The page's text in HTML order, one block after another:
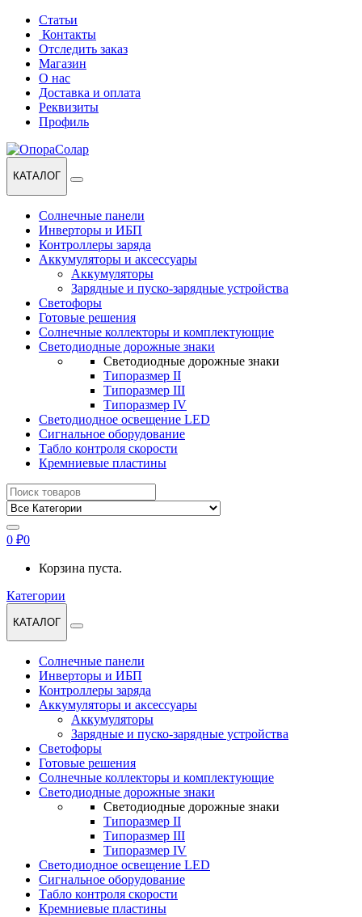
Перейти
навигации
Перейти
содержанию
Статьи
Контакты
Отследить заказ
Магазин
О нас
Доставка и оплата
Реквизиты
Профиль
КАТАЛОГ
Солнечные панели
Инверторы и ИБП
Контроллеры заряда
Аккумуляторы и аксессуары
Аккумуляторы
Зарядные и пуско-зарядные устройства
Светофоры
Готовые решения
Солнечные коллекторы и комплектующие
Светодиодные дорожные знаки
Светодиодные дорожные знаки
Типоразмер II
Типоразмер III
Типоразмер IV
Светодиодное освещение LED
Сигнальное оборудование
Табло контроля скорости
Кремниевые пластины
Найти:
0 ₽0
Корзина пуста.
Категории
КАТАЛОГ
Солнечные панели
Инверторы и ИБП
Контроллеры заряда
Аккумуляторы и аксессуары
Аккумуляторы
Зарядные и пуско-зарядные устройства
Светофоры
Готовые решения
Солнечные коллекторы и комплектующие
Светодиодные дорожные знаки
Светодиодные дорожные знаки
Типоразмер II
Типоразмер III
Типоразмер IV
Светодиодное освещение LED
Сигнальное оборудование
Табло контроля скорости
Кремниевые пластины